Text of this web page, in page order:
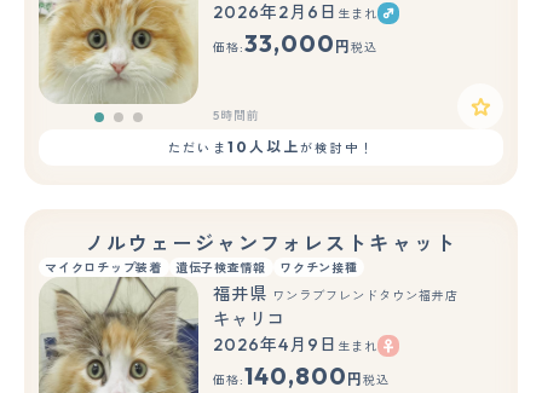
もっと見る
2026年2月6日 生まれ
価格:33,000 円 税込
5時間前
ただいま 10人以上が検討中！
ノルウェージャンフォレストキャット
マイクロチップ装着 遺伝子検査情報 ワクチン接種
もっと見る
福井県 ワンラブフレンドタウン福井店
キャリコ
2026年4月9日 生まれ
価格:140,800 円 税込